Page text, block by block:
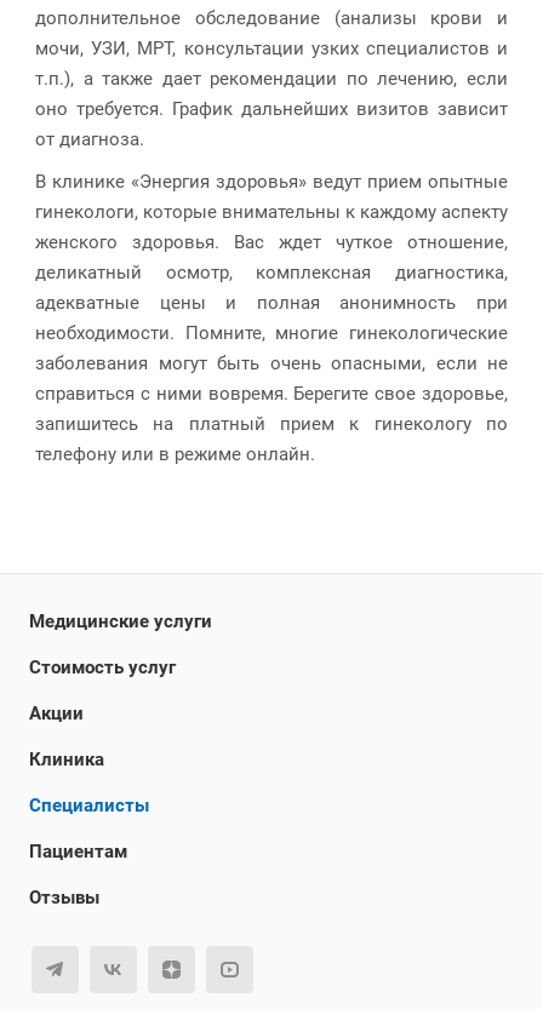
дополнительное обследование (анализы крови и
мочи, УЗИ, МРТ, консультации узких специалистов и
т.п.), а также дает рекомендации по лечению, если
оно требуется. График дальнейших визитов зависит
от диагноза.
В клинике «Энергия здоровья» ведут прием опытные
гинекологи, которые внимательны к каждому аспекту
женского здоровья. Вас ждет чуткое отношение,
деликатный осмотр, комплексная диагностика,
адекватные цены и полная анонимность при
необходимости. Помните, многие гинекологические
заболевания могут быть очень опасными, если не
справиться с ними вовремя. Берегите свое здоровье,
запишитесь на платный прием к гинекологу по
телефону или в режиме онлайн.
Медицинские услуги
Стоимость услуг
Акции
Клиника
Специалисты
Пациентам
Отзывы